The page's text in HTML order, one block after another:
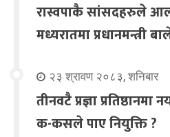
रास्वपाकै सांसदहरुले
मध्यरातमा प्रधानमन्त्री
२३ श्रावण २०८३, शनिबार
तीनवटै प्रज्ञा
क-कसले पाए नियुक्ति ?